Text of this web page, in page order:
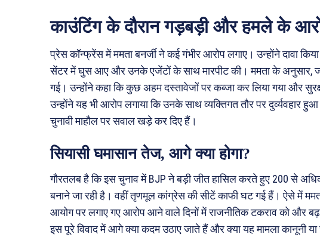
काउंटिंग के दौरान गड़बड़ी और हमले के
प्रेस कॉन्फ्रेंस में ममता बनर्जी ने कई गंभीर आरोप लगाए। उन्होंने दावा
सेंटर में घुस आए और उनके एजेंटों के साथ मारपीट की। ममता के अनुसार,
गई। उन्होंने कहा कि कुछ अहम दस्तावेजों पर कब्जा कर लिया गया और
उन्होंने यह भी आरोप लगाया कि उनके साथ व्यक्तिगत तौर पर दुर्व्यवहार
चुनावी माहौल पर सवाल खड़े कर दिए हैं।
सियासी घमासान तेज, आगे क्या होगा?
गौरतलब है कि इस चुनाव में BJP ने बड़ी जीत हासिल करते हुए 200 से
बनाने जा रही है। वहीं तृणमूल कांग्रेस की सीटें काफी घट गई हैं। ऐसे में
आयोग पर लगाए गए आरोप आने वाले दिनों में राजनीतिक टकराव को और
इस पूरे विवाद में आगे क्या कदम उठाए जाते हैं और क्या यह मामला कानूनी